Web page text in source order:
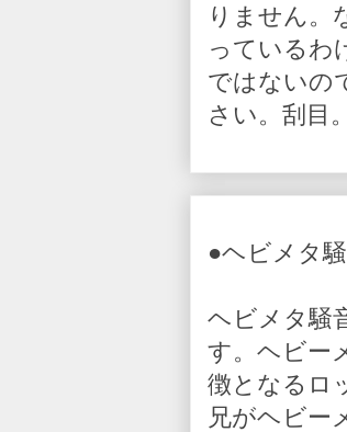
りません。
っているわ
ではないの
さい。刮目
●ヘビメタ
ヘビメタ騒
す。ヘビー
徴となるロ
兄がヘビー